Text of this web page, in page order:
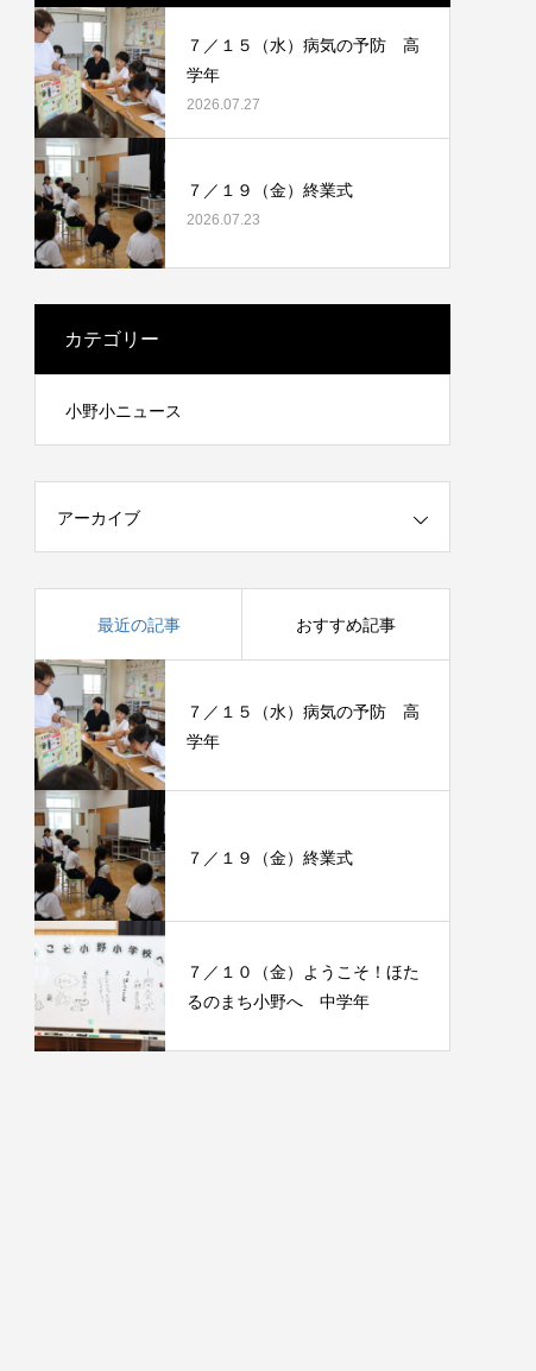
７／１５（水）病気の予防 高
学年
2026.07.27
７／１９（金）終業式
2026.07.23
カテゴリー
小野小ニュース
アーカイブ
最近の記事 おすすめ記事
７／１５（水）病気の予防 高
学年
７／１９（金）終業式
７／１０（金）ようこそ！ほた
るのまち小野へ 中学年